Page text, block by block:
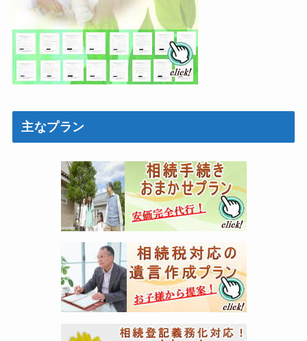
主なプラン